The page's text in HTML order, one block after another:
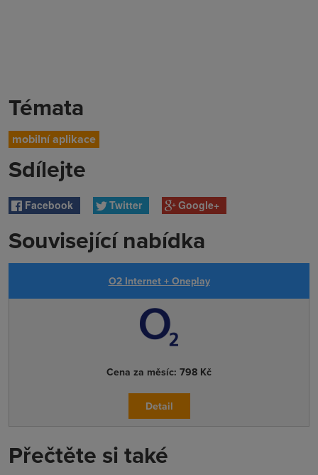
Témata
mobilní aplikace
Sdílejte
Facebook Twitter Google+
Související nabídka
O2 Internet + Oneplay
Cena za měsíc: 798 Kč
Detail
Přečtěte si také